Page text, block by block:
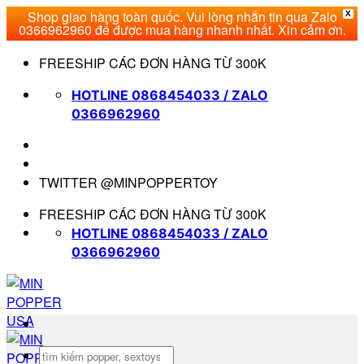
X
Shop giao hàng toàn quốc. Vui lòng nhắn tin qua Zalo
0366962960 để được mua hàng nhanh nhất. Xin cảm ơn.
qua
FREESHIP CÁC ĐƠN HÀNG TỪ 300K
HOTLINE 0868454033 / ZALO
0366962960
TWITTER @MINPOPPERTOY
FREESHIP CÁC ĐƠN HÀNG TỪ 300K
HOTLINE 0868454033 / ZALO
0366962960
Tìm